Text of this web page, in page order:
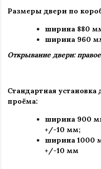
Размеры двери по
ширина 880
ширина 960
Открывание двери:
Стандартная
проёма:
ширина 900
+/-10 мм;
ширина 1000
+/-10 мм